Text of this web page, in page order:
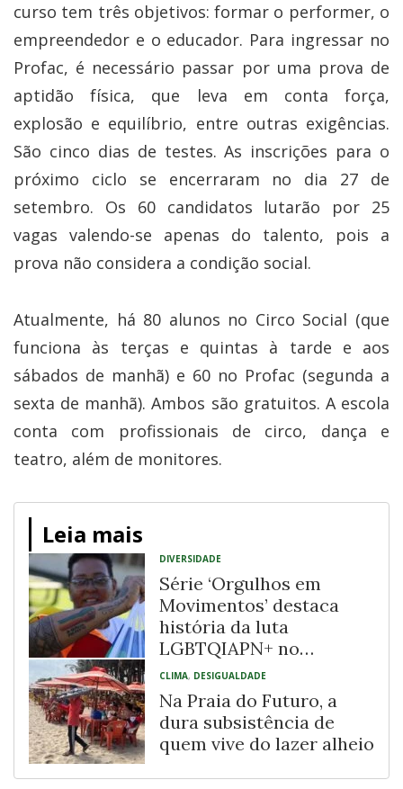
curso tem três objetivos: formar o performer, o
empreendedor e o educador. Para ingressar no
Profac, é necessário passar por uma prova de
aptidão física, que leva em conta força,
explosão e equilíbrio, entre outras exigências.
São cinco dias de testes. As inscrições para o
próximo ciclo se encerraram no dia 27 de
setembro. Os 60 candidatos lutarão por 25
vagas valendo-se apenas do talento, pois a
prova não considera a condição social.
Atualmente, há 80 alunos no Circo Social (que
funciona às terças e quintas à tarde e aos
sábados de manhã) e 60 no Profac (segunda a
sexta de manhã). Ambos são gratuitos. A escola
conta com profissionais de circo, dança e
teatro, além de monitores.
Leia mais
DIVERSIDADE
Série ‘Orgulhos em
Movimentos’ destaca
história da luta
LGBTQIAPN+ no
Recôncavo Baiano
CLIMA, DESIGUALDADE
Na Praia do Futuro, a
dura subsistência de
quem vive do lazer alheio